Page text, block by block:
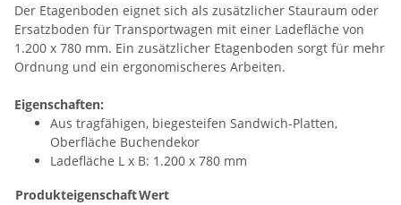
Der Etagenboden eignet sich als zusätzlicher Stauraum oder
Ersatzboden für Transportwagen mit einer Ladefläche von
1.200 x 780 mm. Ein zusätzlicher Etagenboden sorgt für mehr
Ordnung und ein ergonomischeres Arbeiten.
Eigenschaften:
Aus tragfähigen, biegesteifen Sandwich-Platten,
Oberfläche Buchendekor
Ladefläche L x B: 1.200 x 780 mm
ProdukteigenschaftWert